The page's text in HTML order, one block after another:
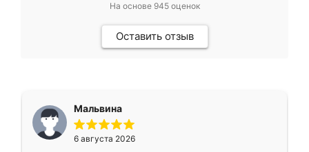
На основе 945оценок
Оставить отзыв
Мальвина
6 августа 2026